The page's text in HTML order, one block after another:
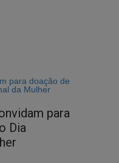
para
Dia